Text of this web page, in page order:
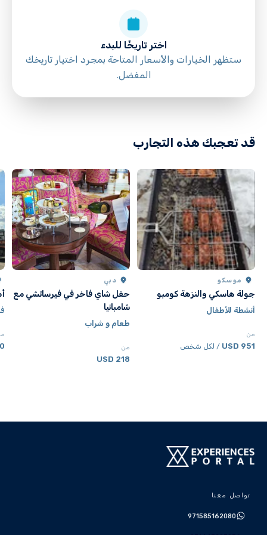
اختر تاريخًا للبدء
ستظهر الخيارات والأسعار المتاحة بمجرد اختيار تاريخك
المفضل.
قد تعجبك هذه التجارب
موسكو
جولة هاسكي والنزهة كومبو
أنشطة للأطفال
من
951 USD / لكل شخص
دبي
حفل شاي فاخر في فيرساتشي مع
شامبانيا
طعام و شراب
من
218 USD
تواصل معنا
971585162080